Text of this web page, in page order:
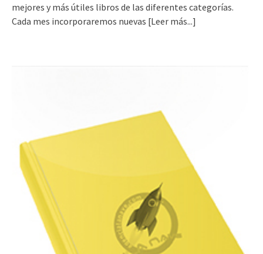
mejores y más útiles libros de las diferentes categorías.
Cada mes incorporaremos nuevas [Leer más...]